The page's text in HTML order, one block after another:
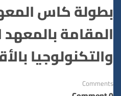
بطولة كاس
المقامة بالمعهد
والتكنولوجيا
Comments